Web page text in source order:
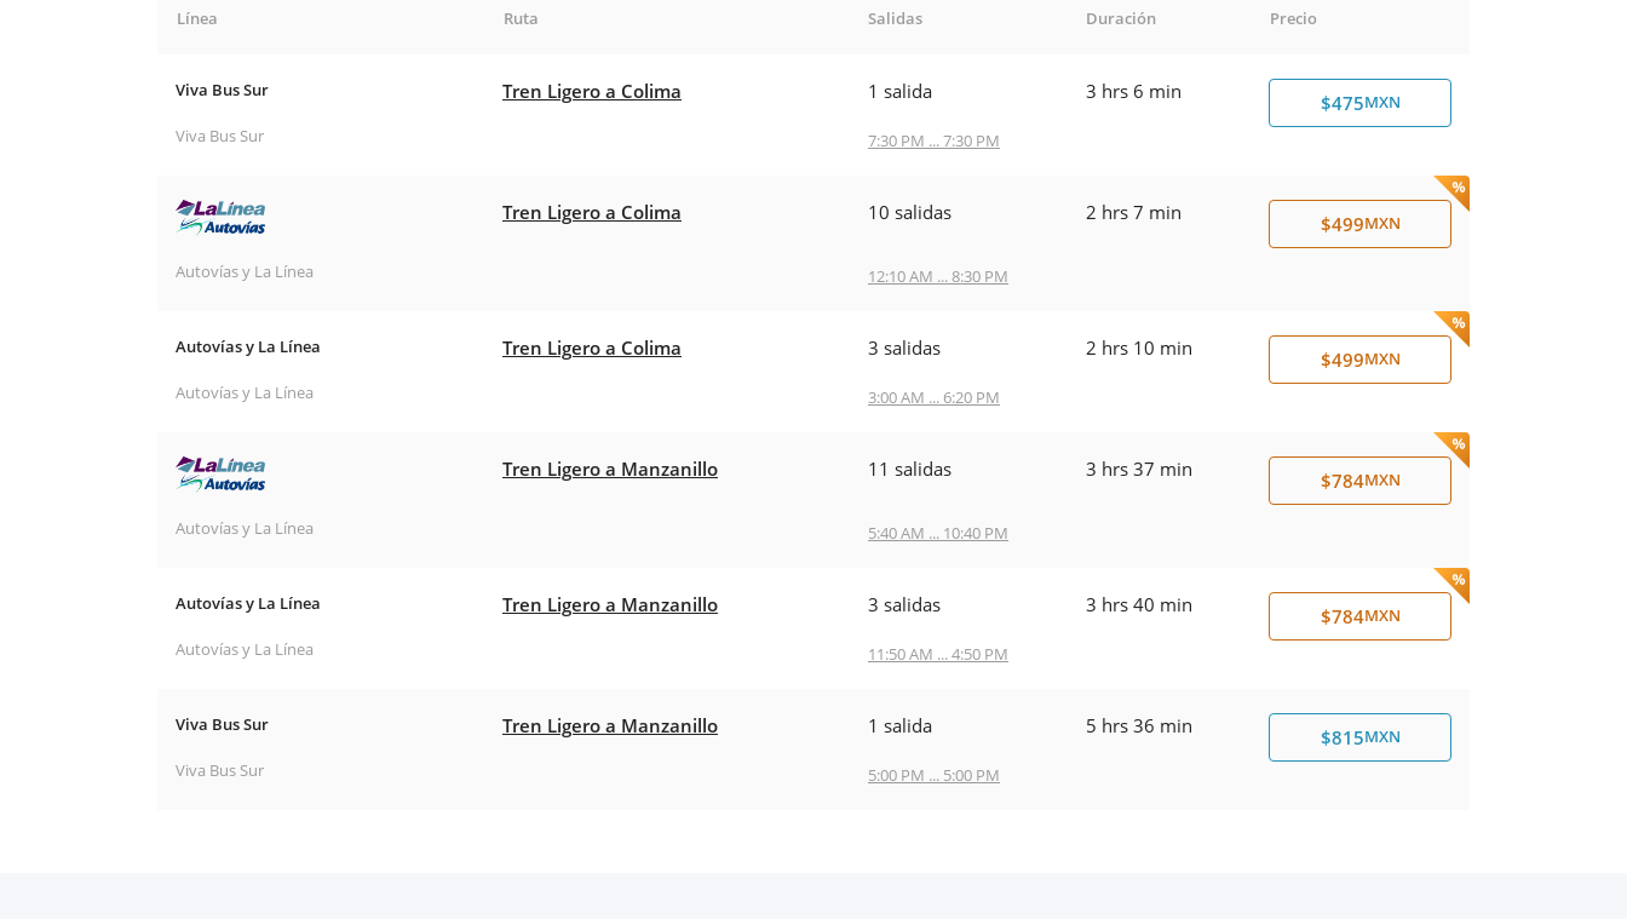
Línea Ruta Salidas Duración Precio
Viva Bus Sur
Viva Bus Sur
Tren Ligero a Colima 1 salida
7:30 PM ... 7:30 PM
3 hrs 6 min $475MXN
Autovías y La Línea
Tren Ligero a Colima 10 salidas
12:10 AM ... 8:30 PM
2 hrs 7 min $499MXN
Autovías y La Línea
Autovías y La Línea
Tren Ligero a Colima 3 salidas
3:00 AM ... 6:20 PM
2 hrs 10 min $499MXN
Autovías y La Línea
Tren Ligero a Manzanillo 11 salidas
5:40 AM ... 10:40 PM
3 hrs 37 min $784MXN
Autovías y La Línea
Autovías y La Línea
Tren Ligero a Manzanillo 3 salidas
11:50 AM ... 4:50 PM
3 hrs 40 min $784MXN
Viva Bus Sur
Viva Bus Sur
Tren Ligero a Manzanillo 1 salida
5:00 PM ... 5:00 PM
5 hrs 36 min $815MXN